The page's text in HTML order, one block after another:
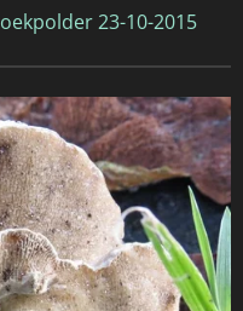
23-10-2015